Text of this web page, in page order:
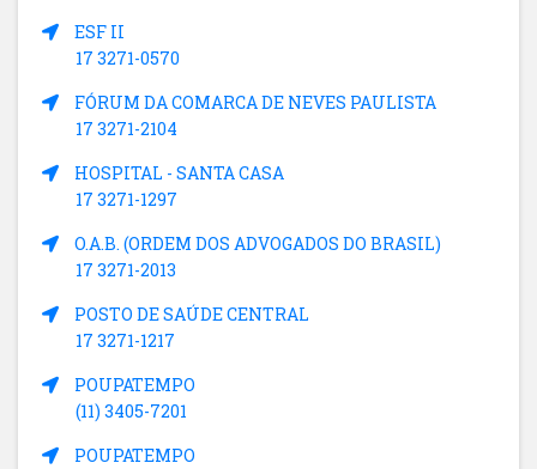
ESF II
17 3271-0570
FÓRUM DA COMARCA DE NEVES PAULISTA
17 3271-2104
HOSPITAL - SANTA CASA
17 3271-1297
O.A.B. (ORDEM DOS ADVOGADOS DO BRASIL)
17 3271-2013
POSTO DE SAÚDE CENTRAL
17 3271-1217
POUPATEMPO
(11) 3405-7201
POUPATEMPO